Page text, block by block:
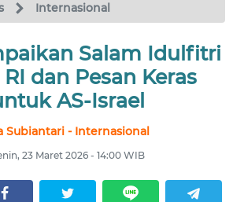
Internasional
Salam Idulfitri
dan Pesan Keras
AS-Israel
Subiantari - Internasional
23 Maret 2026 - 14:00 WIB